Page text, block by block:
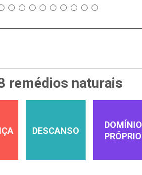
remédios naturais
DESCANSO
DOMÍNIO
PRÓPRIO